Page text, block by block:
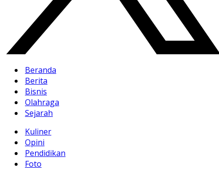
Beranda
Berita
Bisnis
Olahraga
Sejarah
Kuliner
Opini
Pendidikan
Foto